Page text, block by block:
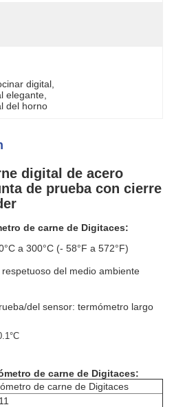
digital
elegante
del horno
digital de acero
de prueba con cierre
de carne de Digitaces:
a 300°C (- 58°F a 572°F)
del medio ambiente
del sensor: termómetro largo
de carne de Digitaces:
de carne de Digitaces